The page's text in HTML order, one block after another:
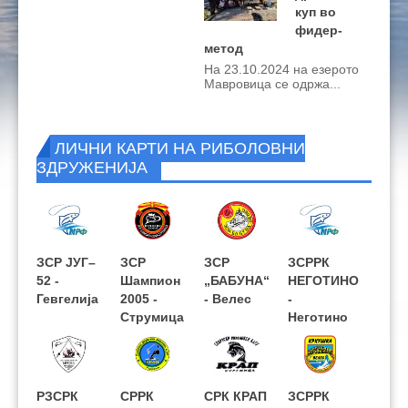
куп во
фидер-
метод
На 23.10.2024 на езерото
Мавровица се одржа...
ЛИЧНИ КАРТИ НА РИБОЛОВНИ
ЗДРУЖЕНИЈА
ЗСР ЈУГ–
52 -
Гевгелија
ЗСР
Шампион
2005 -
Струмица
ЗСР
„БАБУНА“
- Велес
ЗСРРК
НЕГОТИНО
-
Неготино
РЗСРК
СРРК
СРК КРАП
ЗСРРК
ЗРСРК
РИБАР
2011 -
СРЗЕК
КОЧАНСКИ
РИБАР -
Кочани
ЗРЛЕ-СК
КАРП
ФИШ -
ЗСРРК
МРЕНА -
Крива
Паланка
СРДЗ
ЗРСК
ЗСРК
ЗСРЕК